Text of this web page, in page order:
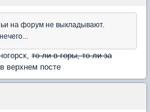
на форум не выкладывают.
то ли в горы, то ли за
верхнем посте